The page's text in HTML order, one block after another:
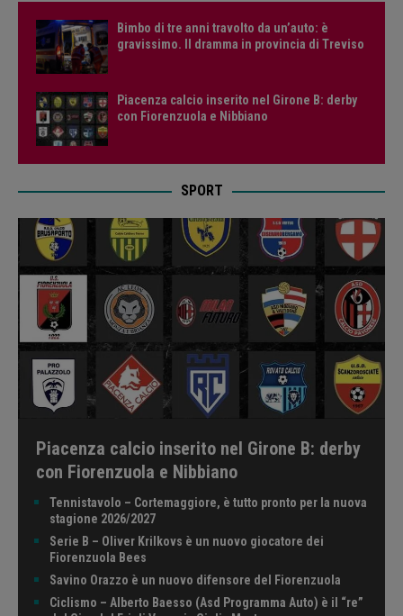
Bimbo di tre anni travolto da un’auto: è
gravissimo. Il dramma in provincia di Treviso
Piacenza calcio inserito nel Girone B: derby
con Fiorenzuola e Nibbiano
SPORT
Piacenza calcio inserito nel Girone B: derby
con Fiorenzuola e Nibbiano
Tennistavolo – Cortemaggiore, è tutto pronto per la nuova
stagione 2026/2027
Serie B – Oliver Krilkovs è un nuovo giocatore dei
Fiorenzuola Bees
Savino Orazzo è un nuovo difensore del Fiorenzuola
Ciclismo – Alberto Baesso (Asd Programma Auto) è il “re”